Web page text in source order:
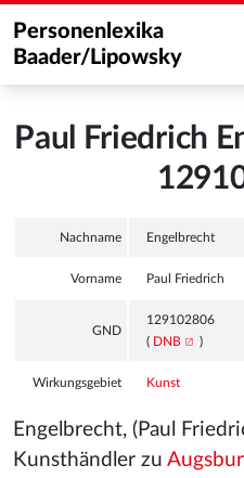
Personenlexika
Baader/Lipowsky
Paul Friedrich
Nachname Engelbrecht
Vorname Paul Friedrich
GND
129102806
( DNB )
Wirkungsgebiet Kunst
Engelbrecht, (Paul
Kunsthändler zu